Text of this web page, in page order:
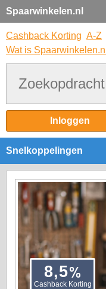
Spaarwinkelen.nl
Cashback Korting A-Z
Wat is Spaarwinkelen.nl
Inloggen
Snelkoppelingen
8,5%
Cashback Korting